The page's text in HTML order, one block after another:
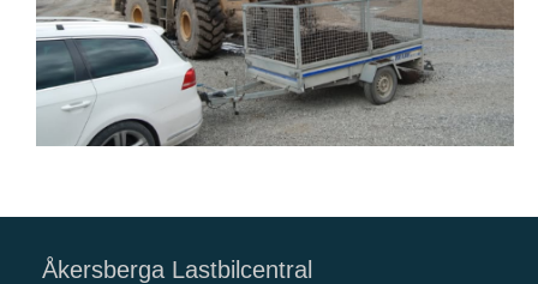
Åkersberga Lastbilcentral